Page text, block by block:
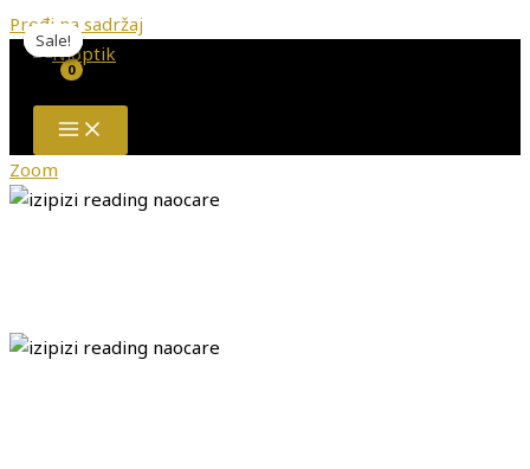
Pređi na sadržaj
Sale!
Zoom
Sale!
Sale!